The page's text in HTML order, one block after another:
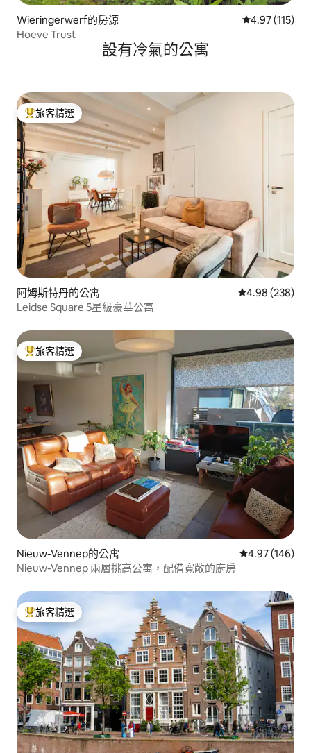
Wieringerwerf的房源 從 115 則評價
4.97 (115)
Hoeve Trust
設有冷氣的公寓
旅客精選榜首
旅客精選
阿姆斯特丹的公寓 從 238 則評價
4.98 (238)
Leidse Square 5星級豪華公寓
旅客精選榜首
旅客精選
Nieuw-Vennep的公寓 從 146 則評價
4.97 (146)
Nieuw-Vennep 兩層挑高公寓，配備寬敞的廚房
旅客精選榜首
旅客精選